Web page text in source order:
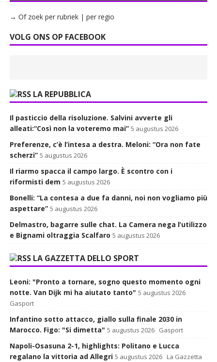
→ Of zoek per rubriek | per regio
VOLG ONS OP FACEBOOK
LA REPUBBLICA
Il pasticcio della risoluzione. Salvini avverte gli
alleati:“Così non la voteremo mai” 5 augustus 2026
Preferenze, c’è l’intesa a destra. Meloni: “Ora non fate
scherzi” 5 augustus 2026
Il riarmo spacca il campo largo. È scontro con i
riformisti dem 5 augustus 2026
Bonelli: “La contesa a due fa danni, noi non vogliamo più
aspettare” 5 augustus 2026
Delmastro, bagarre sulle chat. La Camera nega l’utilizzo
e Bignami oltraggia Scalfaro 5 augustus 2026
LA GAZZETTA DELLO SPORT
Leoni: "Pronto a tornare, sogno questo momento ogni
notte. Van Dijk mi ha aiutato tanto" 5 augustus 2026
Gasport
Infantino sotto attacco, giallo sulla finale 2030 in
Marocco. Figo: "Si dimetta" 5 augustus 2026 Gasport
Napoli-Osasuna 2-1, highlights: Politano e Lucca
regalano la vittoria ad Allegri 5 augustus 2026 La Gazzetta